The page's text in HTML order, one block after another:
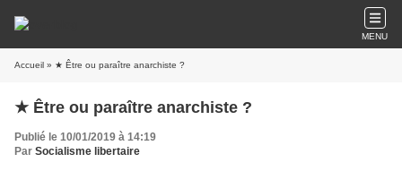
MENU
Accueil » ★ Être ou paraître anarchiste ?
★ Être ou paraître anarchiste ?
Publié le 10/01/2019 à 14:19
Par Socialisme libertaire